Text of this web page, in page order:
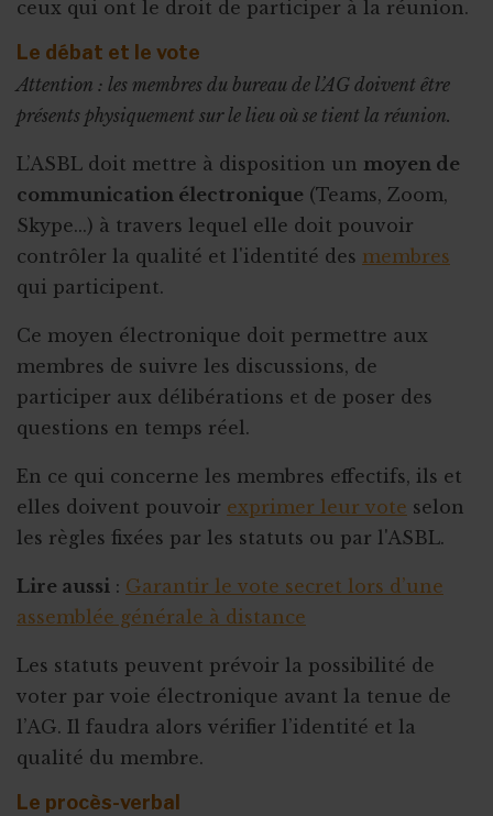
ceux qui ont le droit de participer à la réunion.
Le débat et le vote
Attention : les membres du bureau de l’AG doivent être
présents physiquement sur le lieu où se tient la réunion.
L’ASBL doit mettre à disposition un moyen de
communication électronique (Teams, Zoom,
Skype...) à travers lequel elle doit pouvoir
contrôler la qualité et l'identité des membres
qui participent.
Ce moyen électronique doit permettre aux
membres de suivre les discussions, de
participer aux délibérations et de poser des
questions en temps réel.
En ce qui concerne les membres effectifs, ils et
elles doivent pouvoir exprimer leur vote selon
les règles fixées par les statuts ou par l'ASBL.
Lire aussi : Garantir le vote secret lors d’une
assemblée générale à distance
Les statuts peuvent prévoir la possibilité de
voter par voie électronique avant la tenue de
l’AG. Il faudra alors vérifier l’identité et la
qualité du membre.
Le procès-verbal